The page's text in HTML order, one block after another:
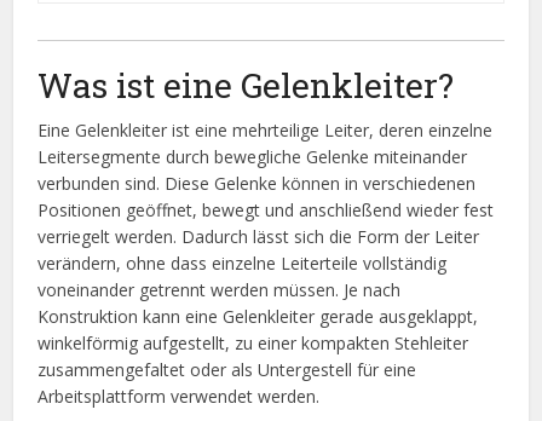
Was ist eine Gelenkleiter?
Eine Gelenkleiter ist eine mehrteilige Leiter, deren einzelne
Leitersegmente durch bewegliche Gelenke miteinander
verbunden sind. Diese Gelenke können in verschiedenen
Positionen geöffnet, bewegt und anschließend wieder fest
verriegelt werden. Dadurch lässt sich die Form der Leiter
verändern, ohne dass einzelne Leiterteile vollständig
voneinander getrennt werden müssen. Je nach
Konstruktion kann eine Gelenkleiter gerade ausgeklappt,
winkelförmig aufgestellt, zu einer kompakten Stehleiter
zusammengefaltet oder als Untergestell für eine
Arbeitsplattform verwendet werden.